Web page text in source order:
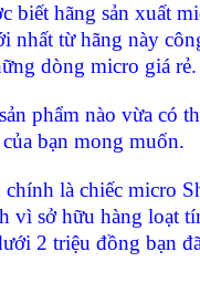
hãng sản xuất
nhất từ hãng này
dòng micro giá rẻ.
phẩm nào vừa có
bạn mong muốn.
là chiếc micro
vì sở hữu hàng loạt
2 triệu đồng bạn